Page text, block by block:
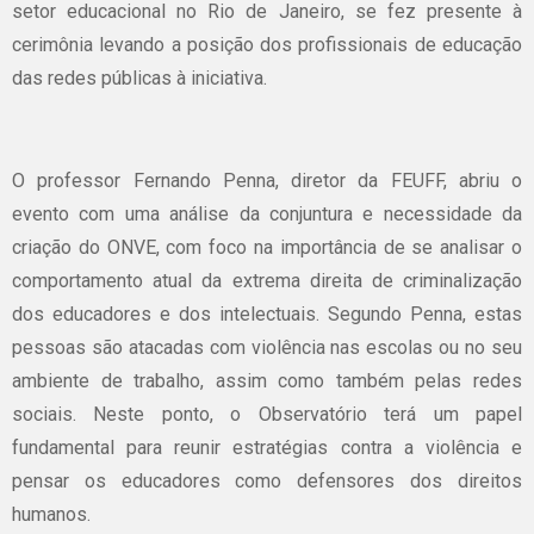
setor educacional no Rio de Janeiro, se fez presente à
cerimônia levando a posição dos profissionais de educação
das redes públicas à iniciativa.
O professor Fernando Penna, diretor da FEUFF, abriu o
evento com uma análise da conjuntura e necessidade da
criação do ONVE, com foco na importância de se analisar o
comportamento atual da extrema direita de criminalização
dos educadores e dos intelectuais. Segundo Penna, estas
pessoas são atacadas com violência nas escolas ou no seu
ambiente de trabalho, assim como também pelas redes
sociais. Neste ponto, o Observatório terá um papel
fundamental para reunir estratégias contra a violência e
pensar os educadores como defensores dos direitos
humanos.